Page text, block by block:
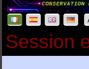
Session